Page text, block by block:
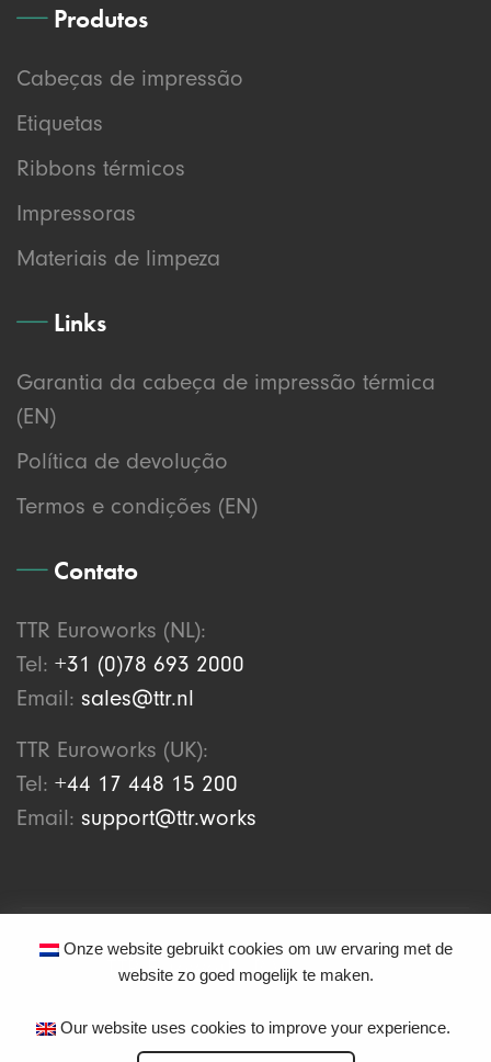
Onze website gebruikt cookies om uw ervaring met de
website zo goed mogelijk te maken.
Our website uses cookies to improve your experience.
Produtos
Cabeças de impressão
Etiquetas
Ribbons térmicos
Impressoras
Materiais de limpeza
Links
Garantia da cabeça de impressão térmica
(EN)
Política de devolução
Termos e condições (EN)
Contato
TTR Euroworks (NL):
Tel: +31 (0)78 693 2000
Email: sales@ttr.nl
TTR Euroworks (UK):
Tel: +44 17 448 15 200
Email: support@ttr.works
TTR Euroworks B.V.
registradas ou com copyright de seus respectivos proprietários. A TTR não